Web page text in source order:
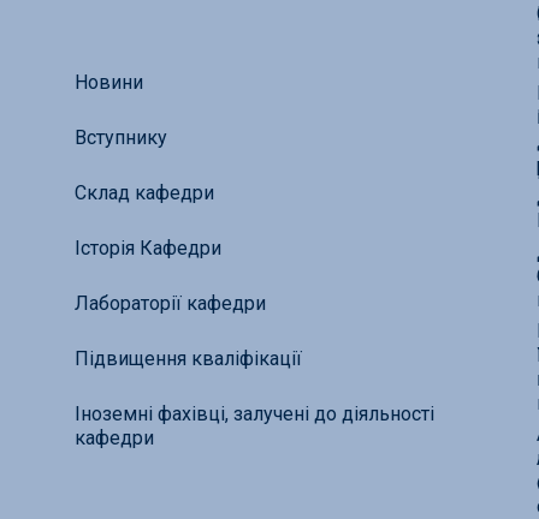
Новини
Вступнику
Склад кафедри
Історія Кафедри
Лабораторії кафедри
Підвищення кваліфікації
Іноземні фахівці, залучені до діяльності
кафедри